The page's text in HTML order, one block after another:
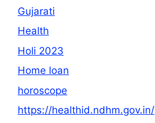
Gujarati
Health
Holi 2023
Home loan
horoscope
https://healthid.ndhm.gov.in/